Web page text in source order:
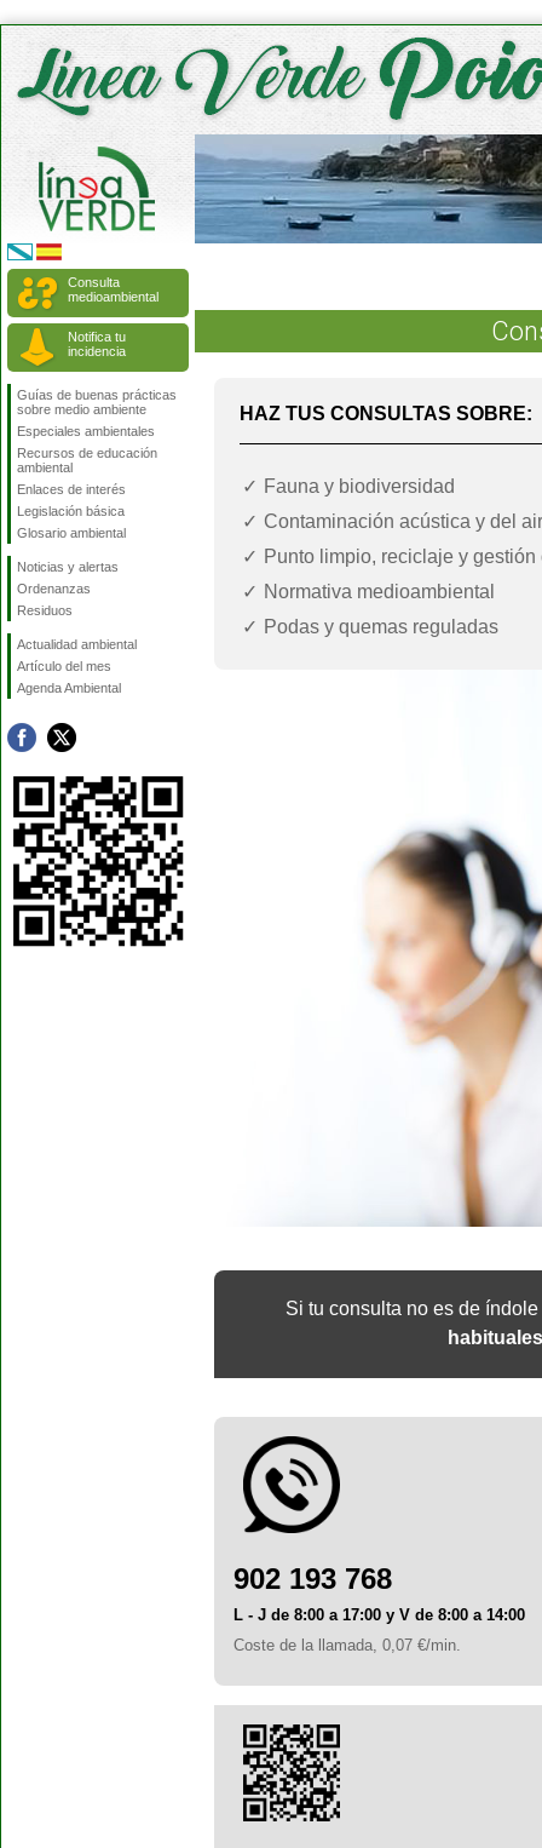
Consulta
medioambiental
Notifica tu
incidencia
Guías de buenas prácticas
sobre medio ambiente
Especiales ambientales
Recursos de educación
ambiental
Enlaces de interés
Legislación básica
Glosario ambiental
Noticias y alertas
Ordenanzas
Residuos
Actualidad ambiental
Artículo del mes
Agenda Ambiental
HAZ TUS CONSULTAS SOBRE:
Fauna y biodiversidad
Contaminación acústica y del
Punto limpio, reciclaje y gestión
Normativa medioambiental
Podas y quemas reguladas
Si tu consulta no es de
902 193 768
L - J de 8:00 a 17:00 y V de 8:00 a 14:00
Coste de la llamada, 0,07 €/min.